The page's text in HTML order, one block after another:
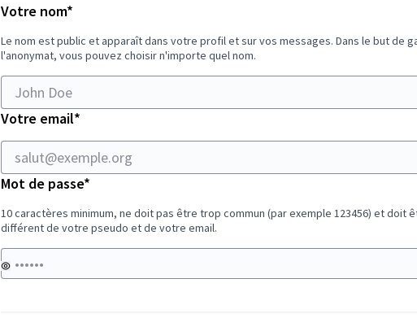
Votre nom*
Le nom est public et apparaît dans votre profil et sur vos messages. Dans le but de
l'anonymat, vous pouvez choisir n'importe quel nom.
Votre email*
Mot de passe*
10 caractères minimum, ne doit pas être trop commun (par exemple 123456) et doit
différent de votre pseudo et de votre email.